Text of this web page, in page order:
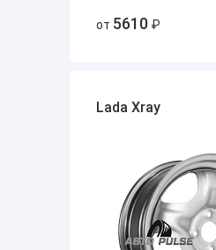
от 5610 ₽
Lada Xray